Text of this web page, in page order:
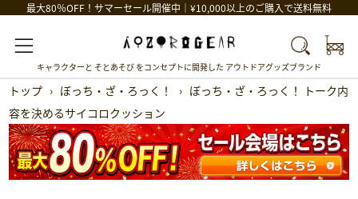
最大80％OFF！サマーセール開催中｜¥10,000以上のご購入で送料無料
Menu Search
キャラクターと そとあそび をコンセプトに開発した アウトドアグッズブランド
トップ › ぼっち・ざ・ろっく！ › ぼっち・ざ・ろっく！ トーク内
容を決めるサイコロクッション